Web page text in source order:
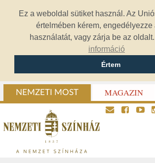
Ez a weboldal sütiket használ. Az
értelmében kérem, engedélyezze
használatát, vagy zárja be az oldalt.
információ
Értem
NEMZETI MOST MAGAZIN